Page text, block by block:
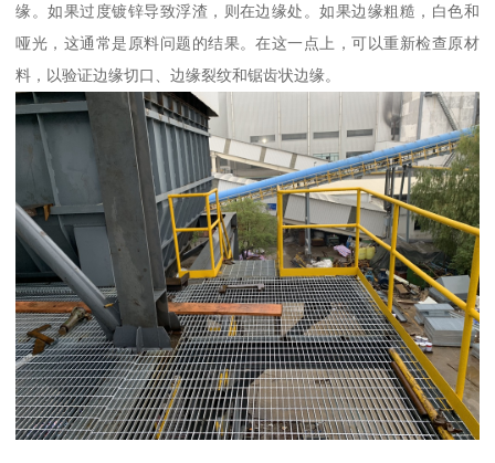
缘。如果过度镀锌导致浮渣，则在边缘处。如果边缘粗糙，白色和
哑光，这通常是原料问题的结果。在这一点上，可以重新检查原材
料，以验证边缘切口、边缘裂纹和锯齿状边缘。